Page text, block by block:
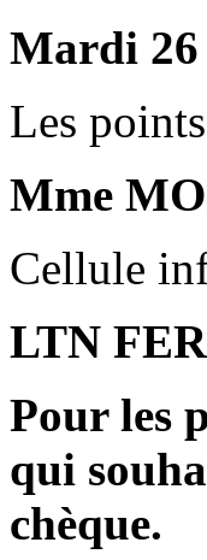
Mardi
Les
Mme
Cellule
LTN
Pour les
qui
chèque.